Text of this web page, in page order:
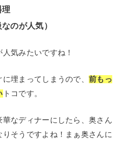
理
のが人気）
気みたいですね！
埋まってしまうので、 前もっ
トコです。
なディナーにしたら、奥さん
そうですよね！まぁ奥さんに